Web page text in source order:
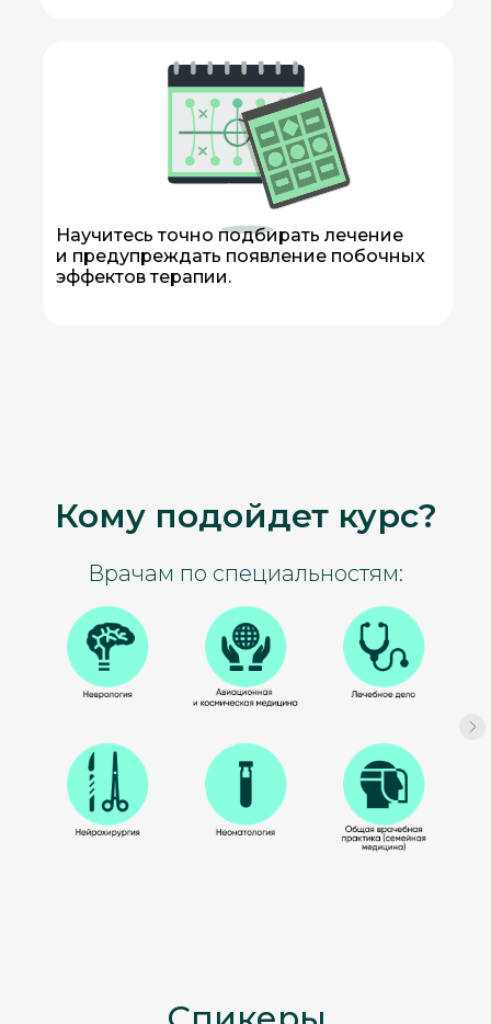
Научитесь точно подбирать лечение
и предупреждать появление побочных
эффектов терапии.
Кому подойдет курс?
Врачам по специальностям: